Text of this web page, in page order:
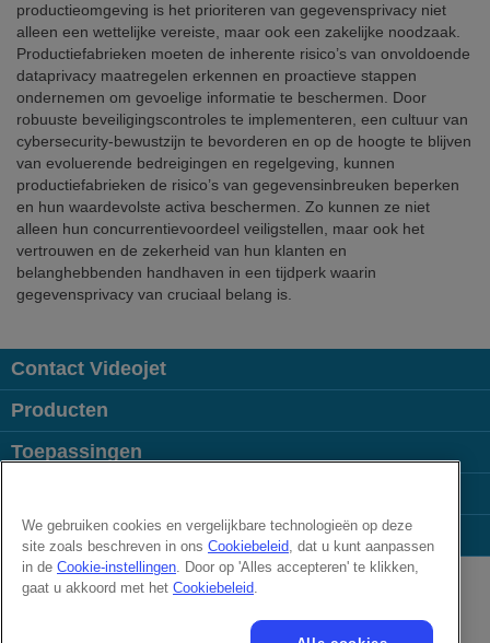
productieomgeving is het prioriteren van gegevensprivacy niet
alleen een wettelijke vereiste, maar ook een zakelijke noodzaak.
Productiefabrieken moeten de inherente risico’s van onvoldoende
dataprivacy maatregelen erkennen en proactieve stappen
ondernemen om gevoelige informatie te beschermen. Door
robuuste beveiligingscontroles te implementeren, een cultuur van
cybersecurity-bewustzijn te bevorderen en op de hoogte te blijven
van evoluerende bedreigingen en regelgeving, kunnen
productiefabrieken de risico’s van gegevensinbreuken beperken
en hun waardevolste activa beschermen. Zo kunnen ze niet
alleen hun concurrentievoordeel veiligstellen, maar ook het
vertrouwen en de zekerheid van hun klanten en
belanghebbenden handhaven in een tijdperk waarin
gegevensprivacy van cruciaal belang is.
Contact Videojet
Producten
Toepassingen
Populaire links
Follow us on:
© 2026 Videojet Technologies Inc.
We gebruiken cookies en vergelijkbare technologieën op deze
site zoals beschreven in ons Cookiebeleid, dat u kunt aanpassen
in de Cookie-instellingen. Door op 'Alles accepteren' te klikken,
gaat u akkoord met het Cookiebeleid.